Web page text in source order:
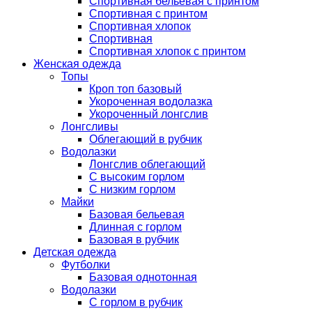
Спортивная с принтом
Спортивная хлопок
Спортивная
Спортивная хлопок с принтом
Женская одежда
Топы
Кроп топ базовый
Укороченная водолазка
Укороченный лонгслив
Лонгсливы
Облегающий в рубчик
Водолазки
Лонгслив облегающий
С высоким горлом
С низким горлом
Майки
Базовая бельевая
Длинная с горлом
Базовая в рубчик
Детская одежда
Футболки
Базовая однотонная
Водолазки
С горлом в рубчик